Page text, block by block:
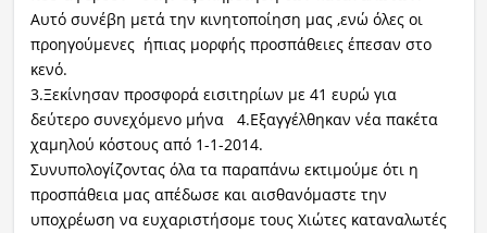
Αυτό συνέβη μετά την κινητοποίηση μας ,ενώ όλες οι
προηγούμενες ήπιας μορφής προσπάθειες έπεσαν στο
κενό.
3.Ξεκίνησαν προσφορά εισιτηρίων με 41 ευρώ για
δεύτερο συνεχόμενο μήνα 4.Εξαγγέλθηκαν νέα πακέτα
χαμηλού κόστους από 1-1-2014.
Συνυπολογίζοντας όλα τα παραπάνω εκτιμούμε ότι η
προσπάθεια μας απέδωσε και αισθανόμαστε την
υποχρέωση να ευχαριστήσομε τους Χιώτες καταναλωτές